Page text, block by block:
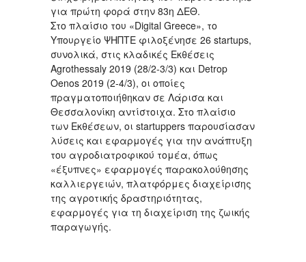
για πρώτη φορά στην 83η ΔΕΘ.
Στο πλαίσιο του «Digital Greece», το
Υπουργείο ΨΗΠΤΕ φιλοξένησε 26 startups,
συνολικά, στις κλαδικές Εκθέσεις
Agrothessaly 2019 (28/2-3/3) και Detrop
Oenos 2019 (2-4/3), οι οποίες
πραγματοποιήθηκαν σε Λάρισα και
Θεσσαλονίκη αντίστοιχα. Στο πλαίσιο
των Εκθέσεων, οι startuppers παρουσίασαν
λύσεις και εφαρμογές για την ανάπτυξη
του αγροδιατροφικού τομέα, όπως
«έξυπνες» εφαρμογές παρακολούθησης
καλλιεργειών, πλατφόρμες διαχείρισης
της αγροτικής δραστηριότητας,
εφαρμογές για τη διαχείριση της ζωικής
παραγωγής.